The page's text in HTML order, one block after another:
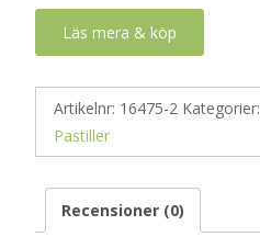
Läs mera & köp
Artikelnr: 16475-2 Kategorier:
Pastiller
Recensioner (0)